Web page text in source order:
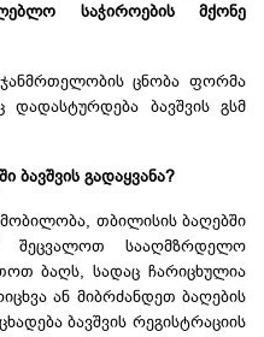
საჭიროების მქონე
ცნობა ფორმა
ბავშვის გსმ
ბავშვის გადაყვანა?
მობილობა, თბილისის ბაღებში
შეცვალოთ სააღმზრდელო
ბაღს, სადაც ჩარიცხულია
ან მიბრძანდეთ ბაღების
ბავშვის რეგისტრაციის